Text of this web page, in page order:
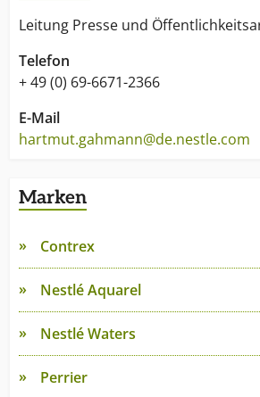
Leitung Presse und
Telefon
+ 49 (0) 69-6671-2366
E-Mail
hartmut.gahmann@de.nestle.com
Marken
Contrex
Nestlé Aquarel
Nestlé Waters
Perrier